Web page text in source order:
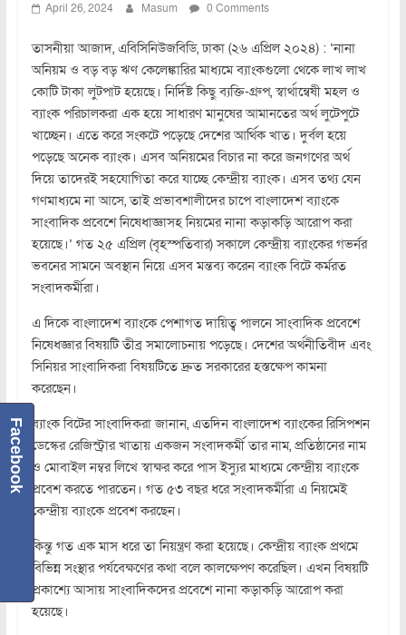
April 26, 2024 Masum 0 Comments
তাসনীয়া আজাদ, এবিসিনিউজবিডি, ঢাকা (২৬ এপ্রিল ২০২৪) : ‘নানা
অনিয়ম ও বড় বড় ঋণ কেলেঙ্কারির মাধ্যমে ব্যাংকগুলো থেকে লাখ লাখ
কোটি টাকা লুটপাট হয়েছে। নির্দিষ্ট কিছু ব্যক্তি-গ্রুপ, স্বার্থান্বেষী মহল ও
ব্যাংক পরিচালকরা এক হয়ে সাধারণ মানুষের আমানতের অর্থ লুটেপুটে
খাচ্ছেন। এতে করে সংকটে পড়েছে দেশের আর্থিক খাত। দুর্বল হয়ে
পড়েছে অনেক ব্যাংক। এসব অনিয়মের বিচার না করে জনগণের অর্থ
দিয়ে তাদেরই সহযোগিতা করে যাচ্ছে কেন্দ্রীয় ব্যাংক। এসব তথ্য যেন
গণমাধ্যমে না আসে, তাই প্রভাবশালীদের চাপে বাংলাদেশ ব্যাংকে
সাংবাদিক প্রবেশে নিষেধাজ্ঞাসহ নিয়মের নানা কড়াকড়ি আরোপ করা
হয়েছে।’ গত ২৫ এপ্রিল (বৃহস্পতিবার) সকালে কেন্দ্রীয় ব্যাংকের গভর্নর
ভবনের সামনে অবস্থান নিয়ে এসব মন্তব্য করেন ব্যাংক বিটে কর্মরত
সংবাদকর্মীরা।
এ দিকে বাংলাদেশ ব্যাংকে পেশাগত দায়িত্ব পালনে সাংবাদিক প্রবেশে
নিষেধজ্ঞার বিষয়টি তীব্র সমালোচনায় পড়েছে। দেশের অর্থনীতিবীদ এবং
সিনিয়র সাংবাদিকরা বিষয়টিতে দ্রুত সরকারের হস্তক্ষেপ কামনা
করেছেন।
ব্যাংক বিটের সাংবাদিকরা জানান, এতদিন বাংলাদেশ ব্যাংকের রিসিপশন
ডেস্কের রেজিস্ট্রার খাতায় একজন সংবাদকর্মী তার নাম, প্রতিষ্ঠানের নাম
ও মোবাইল নম্বর লিখে স্বাক্ষর করে পাস ইস্যুর মাধ্যমে কেন্দ্রীয় ব্যাংকে
প্রবেশ করতে পারতেন। গত ৫৩ বছর ধরে সংবাদকর্মীরা এ নিয়মেই
কেন্দ্রীয় ব্যাংকে প্রবেশ করছেন।
কিন্তু গত এক মাস ধরে তা নিয়ন্ত্রণ করা হয়েছে। কেন্দ্রীয় ব্যাংক প্রথমে
বিভিন্ন সংস্থার পর্যবেক্ষণের কথা বলে কালক্ষেপণ করেছিল। এখন বিষয়টি
প্রকাশ্যে আসায় সাংবাদিকদের প্রবেশে নানা কড়াকড়ি আরোপ করা
হয়েছে।
Facebook